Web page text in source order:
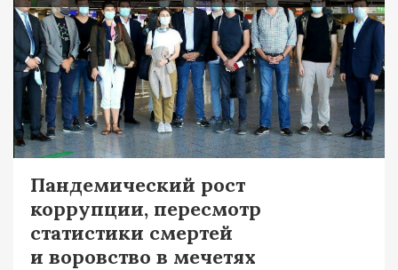
Пандемический рост
коррупции, пересмотр
статистики смертей
и воровство в мечетях